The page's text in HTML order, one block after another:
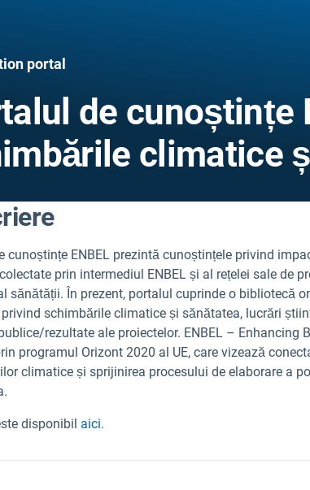
portal
de cunoștințe
climatice
cunoștințe ENBEL prezintă cunoștințele privind
prin intermediul ENBEL și al rețelei sale de
sănătății. În prezent, portalul cuprinde o bibliotecă
schimbările climatice și sănătatea, lucrări
rezultate ale proiectelor. ENBEL – Enhancing
programul Orizont 2020 al UE, care vizează
climatice și sprijinirea procesului de elaborare a
disponibil aici.